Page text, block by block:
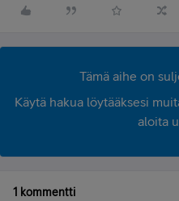
Tämä aihe on
Käytä hakua löytääksesi
aloita
1 kommentti